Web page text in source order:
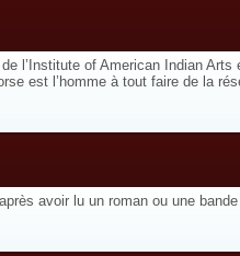
l’Institute of American Indian
est l’homme à tout faire de la
avoir lu un roman ou une